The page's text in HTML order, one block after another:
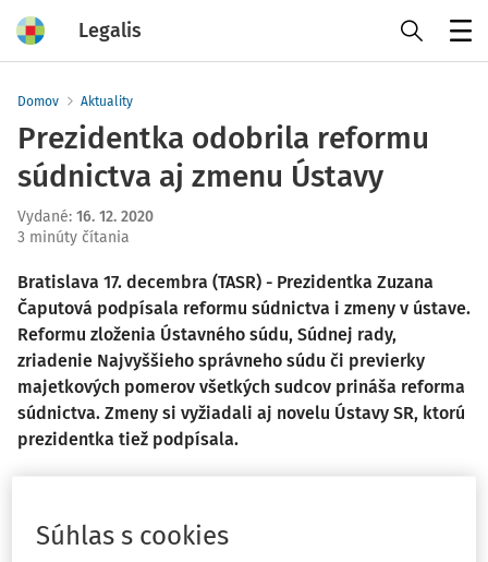
Legalis
Domov Aktuality
Prezidentka odobrila reformu
súdnictva aj zmenu Ústavy
Vydané: 16. 12. 2020
3 minúty čítania
Bratislava 17. decembra (TASR) - Prezidentka Zuzana
Čaputová podpísala reformu súdnictva i zmeny v ústave.
Reformu zloženia Ústavného súdu, Súdnej rady,
zriadenie Najvyššieho správneho súdu či previerky
majetkových pomerov všetkých sudcov prináša reforma
súdnictva. Zmeny si vyžiadali aj novelu Ústavy SR, ktorú
prezidentka tiež podpísala.
podľa ktorého bude jej polovica tvorená nesudcami.
Prezident, vláda a parlament budú môcť nominovať iba
Súhlas s cookies